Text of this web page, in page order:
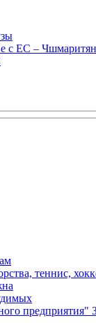
с ЕС – Чшмаритян
теннис,
предприятия"